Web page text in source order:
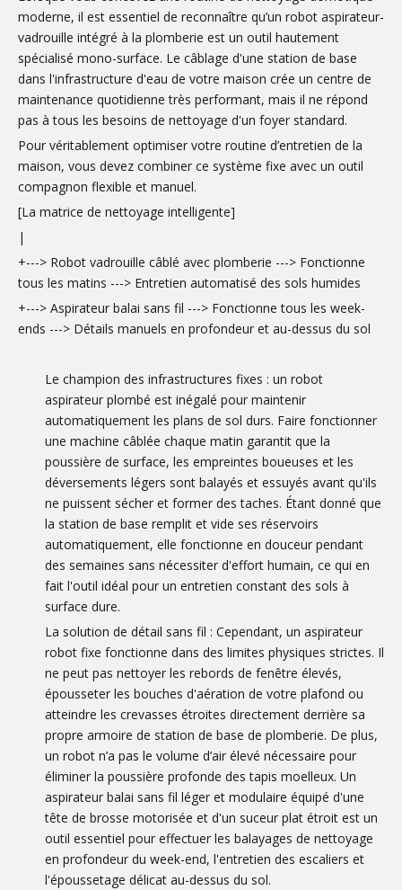
moderne, il est essentiel de reconnaître qu’un robot aspirateur-
vadrouille intégré à la plomberie est un outil hautement
spécialisé mono-surface. Le câblage d'une station de base
dans l'infrastructure d'eau de votre maison crée un centre de
maintenance quotidienne très performant, mais il ne répond
pas à tous les besoins de nettoyage d'un foyer standard.
Pour véritablement optimiser votre routine d’entretien de la
maison, vous devez combiner ce système fixe avec un outil
compagnon flexible et manuel.
[La matrice de nettoyage intelligente]
|
+---> Robot vadrouille câblé avec plomberie ---> Fonctionne
tous les matins ---> Entretien automatisé des sols humides
+---> Aspirateur balai sans fil ---> Fonctionne tous les week-
ends ---> Détails manuels en profondeur et au-dessus du sol
Le champion des infrastructures fixes : un robot
aspirateur plombé est inégalé pour maintenir
automatiquement les plans de sol durs. Faire fonctionner
une machine câblée chaque matin garantit que la
poussière de surface, les empreintes boueuses et les
déversements légers sont balayés et essuyés avant qu'ils
ne puissent sécher et former des taches. Étant donné que
la station de base remplit et vide ses réservoirs
automatiquement, elle fonctionne en douceur pendant
des semaines sans nécessiter d'effort humain, ce qui en
fait l'outil idéal pour un entretien constant des sols à
surface dure.
La solution de détail sans fil : Cependant, un aspirateur
robot fixe fonctionne dans des limites physiques strictes. Il
ne peut pas nettoyer les rebords de fenêtre élevés,
épousseter les bouches d'aération de votre plafond ou
atteindre les crevasses étroites directement derrière sa
propre armoire de station de base de plomberie. De plus,
un robot n’a pas le volume d’air élevé nécessaire pour
éliminer la poussière profonde des tapis moelleux. Un
aspirateur balai sans fil léger et modulaire équipé d'une
tête de brosse motorisée et d'un suceur plat étroit est un
outil essentiel pour effectuer les balayages de nettoyage
en profondeur du week-end, l'entretien des escaliers et
l'époussetage délicat au-dessus du sol.